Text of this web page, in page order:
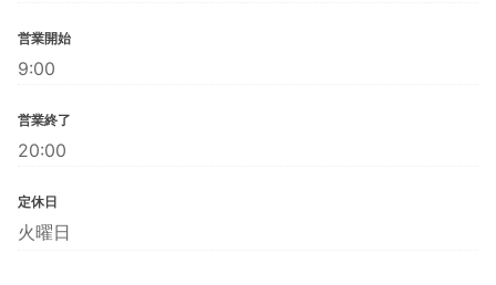
営業開始
9:00
営業終了
20:00
定休日
火曜日